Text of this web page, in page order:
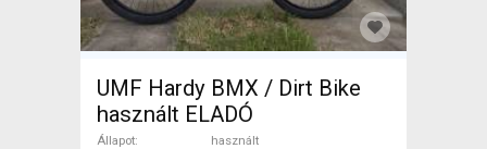
UMF Hardy BMX / Dirt Bike
használt ELADÓ
Állapot
használt